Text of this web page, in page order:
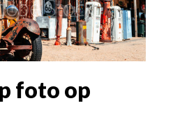
foto op